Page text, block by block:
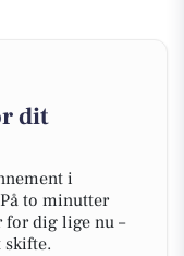
dit
i
to minutter
for dig lige nu –
skifte.